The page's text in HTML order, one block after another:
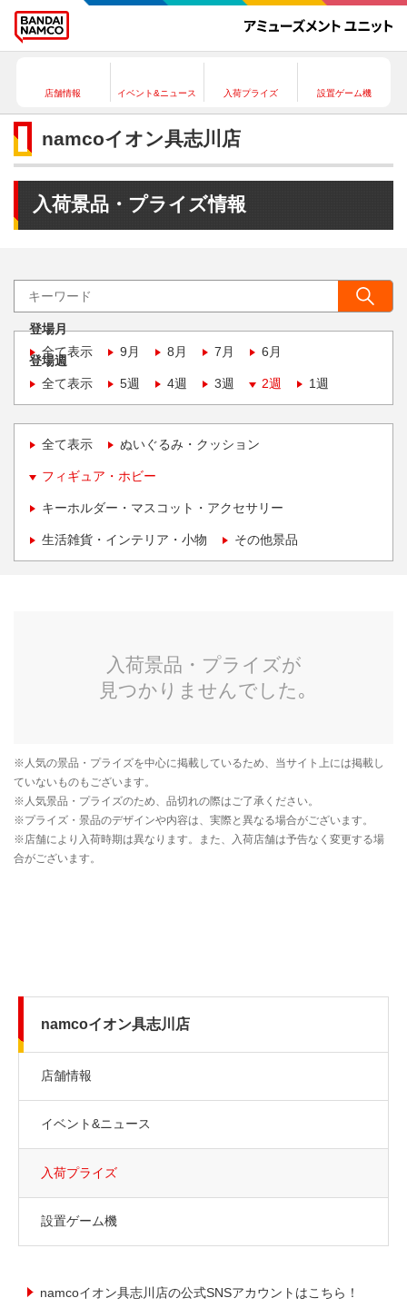
店舗情報 イベント&ニュース 入荷プライズ 設置ゲーム機
namcoイオン具志川店
入荷景品・プライズ情報
登場月
全て表示
9月 8月 7月 6月
登場週
全て表示
5週 4週 3週 2週 1週
全て表示 ぬいぐるみ・クッション
フィギュア・ホビー
キーホルダー・マスコット・アクセサリー
生活雑貨・インテリア・小物 その他景品
namcoイオン具志川店
店舗情報
イベント&ニュース
入荷プライズ
設置ゲーム機
namcoイオン具志川店の公式SNSアカウントはこちら！